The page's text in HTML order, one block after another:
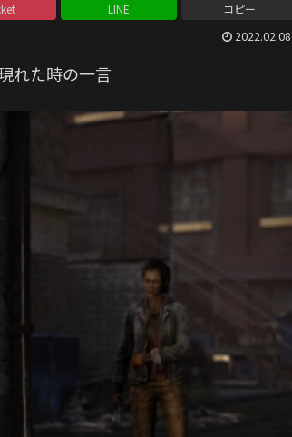
LINE コピー
2022.02.08
れた時の一言